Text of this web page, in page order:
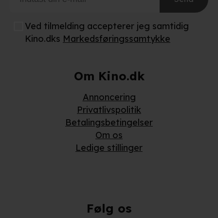
Du kan læse mere om vores brug af cookies og
behandling af dine personoplysninger i både vores
privatlivspolitik ogcookiepolitik.
Ved tilmelding accepterer jeg samtidig
Kino.dks Markedsføringssamtykke
Om Kino.dk
Annoncering
Privatlivspolitik
Betalingsbetingelser
Om os
Ledige stillinger
Følg os